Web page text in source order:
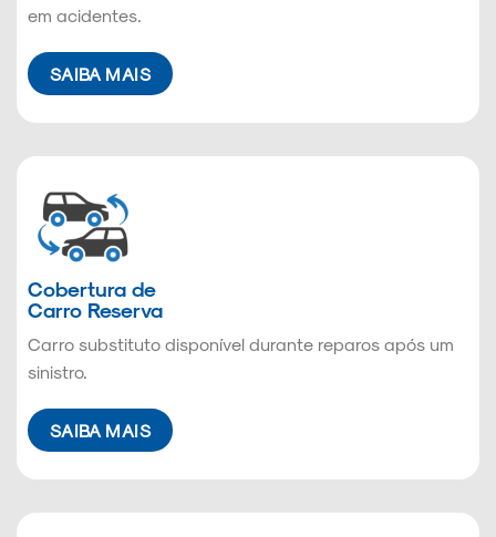
em acidentes.
SAIBA MAIS
Cobertura de
Carro Reserva
Carro substituto disponível durante reparos após um
sinistro.
SAIBA MAIS